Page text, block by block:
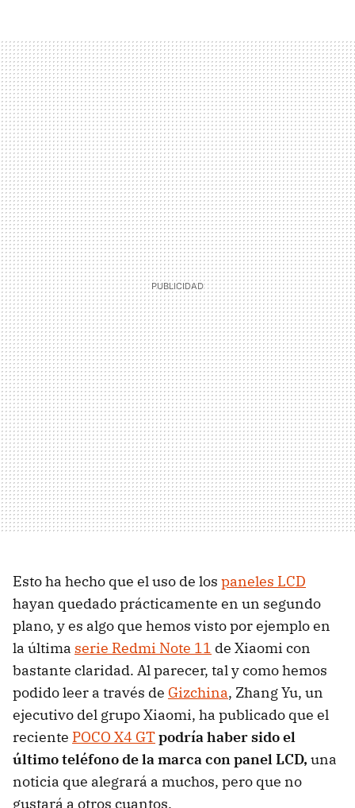
Esto ha hecho que el uso de los paneles LCD
hayan quedado prácticamente en un segundo
plano, y es algo que hemos visto por ejemplo en
la última serie Redmi Note 11 de Xiaomi con
bastante claridad. Al parecer, tal y como hemos
podido leer a través de Gizchina, Zhang Yu, un
ejecutivo del grupo Xiaomi, ha publicado que el
reciente POCO X4 GTpodría haber sido el
último teléfono de la marca con panel LCD, una
noticia que alegrará a muchos, pero que no
gustará a otros cuantos.